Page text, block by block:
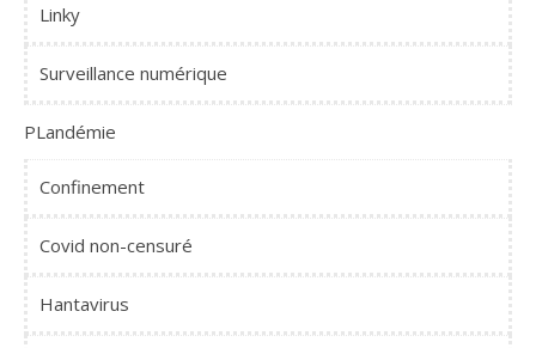
Linky
Surveillance numérique
PLandémie
Confinement
Covid non-censuré
Hantavirus